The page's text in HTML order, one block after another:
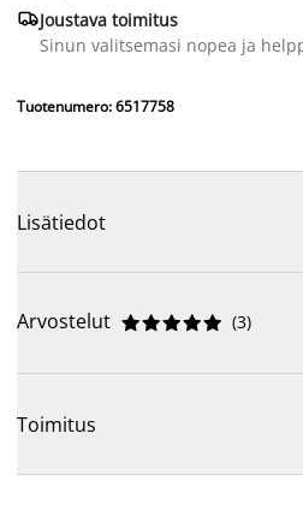
Joustava toimitus
Sinun valitsemasi nopea ja
Tuotenumero: 6517758
Lisätiedot
Arvostelut 




 (3)
Toimitus